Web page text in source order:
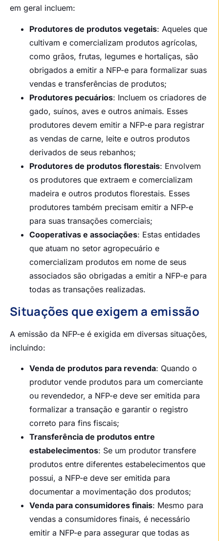
em geral incluem:
Produtores de produtos vegetais: Aqueles que
cultivam e comercializam produtos agrícolas,
como grãos, frutas, legumes e hortaliças, são
obrigados a emitir a NFP-e para formalizar suas
vendas e transferências de produtos;
Produtores pecuários: Incluem os criadores de
gado, suínos, aves e outros animais. Esses
produtores devem emitir a NFP-e para registrar
as vendas de carne, leite e outros produtos
derivados de seus rebanhos;
Produtores de produtos florestais: Envolvem
os produtores que extraem e comercializam
madeira e outros produtos florestais. Esses
produtores também precisam emitir a NFP-e
para suas transações comerciais;
Cooperativas e associações: Estas entidades
que atuam no setor agropecuário e
comercializam produtos em nome de seus
associados são obrigadas a emitir a NFP-e para
todas as transações realizadas.
Situações que exigem a emissão
A emissão da NFP-e é exigida em diversas situações,
incluindo:
Venda de produtos para revenda: Quando o
produtor vende produtos para um comerciante
ou revendedor, a NFP-e deve ser emitida para
formalizar a transação e garantir o registro
correto para fins fiscais;
Transferência de produtos entre
estabelecimentos: Se um produtor transfere
produtos entre diferentes estabelecimentos que
possui, a NFP-e deve ser emitida para
documentar a movimentação dos produtos;
Venda para consumidores finais: Mesmo para
vendas a consumidores finais, é necessário
emitir a NFP-e para assegurar que todas as